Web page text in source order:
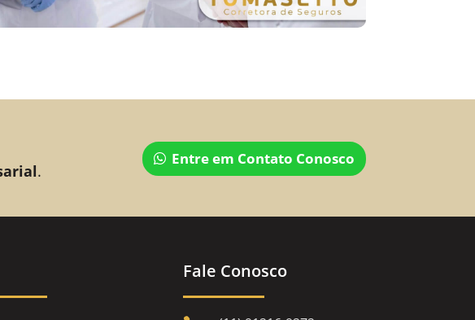
.
Entre em Contato Conosco
Fale Conosco